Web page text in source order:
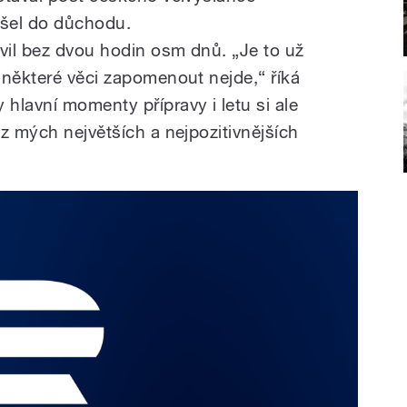
do důchodu.
bez dvou hodin osm dnů. „Je to už
věci zapomenout nejde,“ říká
hlavní momenty přípravy i letu si ale
mých největších a nejpozitivnějších